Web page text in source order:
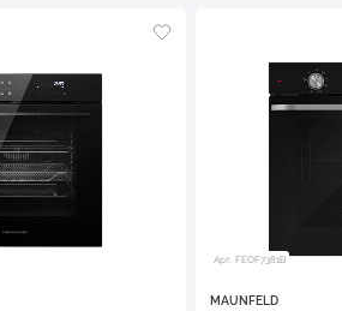
Арт. FEOF7381B
MAUNFELD